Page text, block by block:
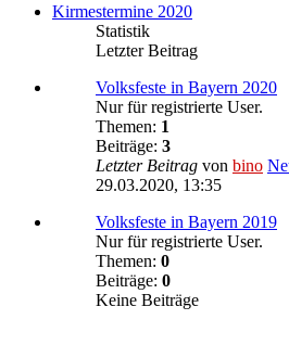
Kirmestermine 2020
Statistik
Letzter Beitrag
Volksfeste in Bayern 2020
Nur für registrierte User.
Themen: 1
Beiträge: 3
Letzter Beitrag von bino
29.03.2020, 13:35
Volksfeste in Bayern 2019
Nur für registrierte User.
Themen: 0
Beiträge: 0
Keine Beiträge